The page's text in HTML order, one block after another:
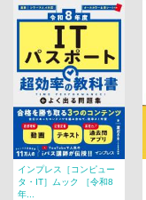
インプレス［コンピュー
タ・IT］ムック ［令和8
年...